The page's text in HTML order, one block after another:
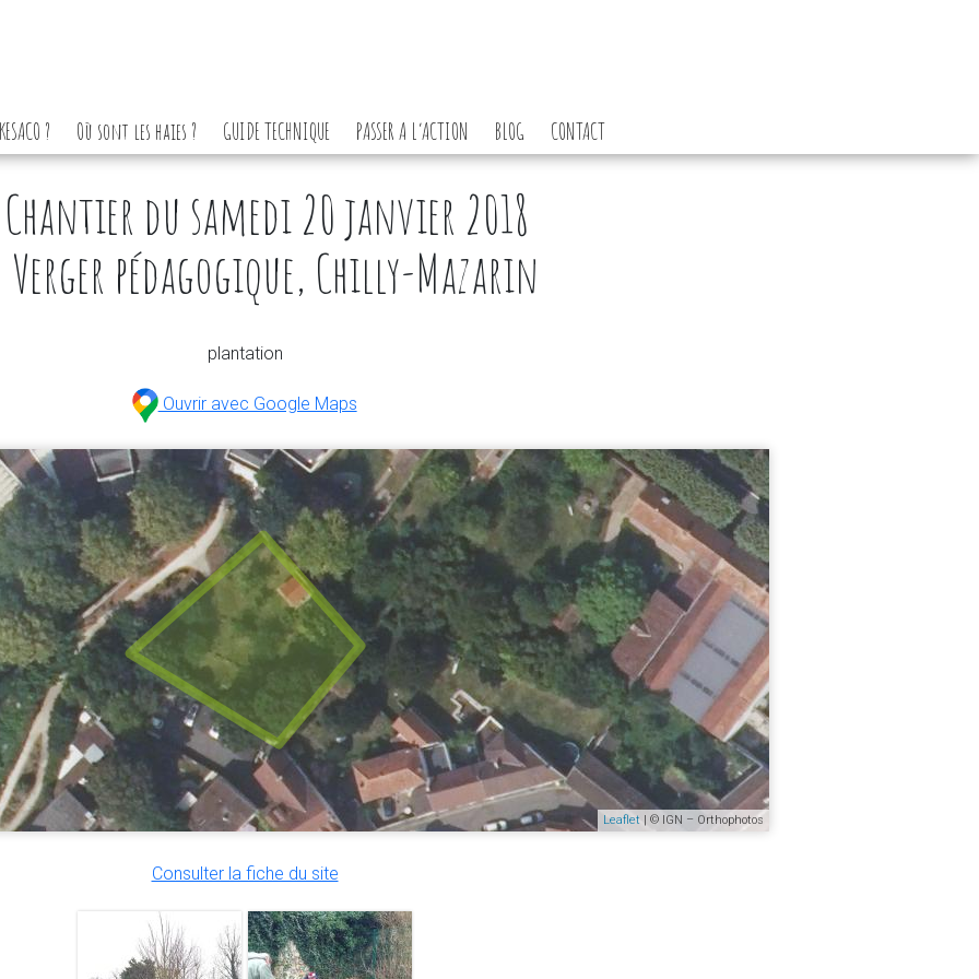
? Où sont les haies ? GUIDE TECHNIQUE PASSER A L’ACTION BLOG CONTACT
du samedi 20 janvier 2018
pédagogique, Chilly-Mazarin
plantation
Ouvrir avec Google Maps
Leaflet| © IGN – Orthophotos
Consulter la fiche du site